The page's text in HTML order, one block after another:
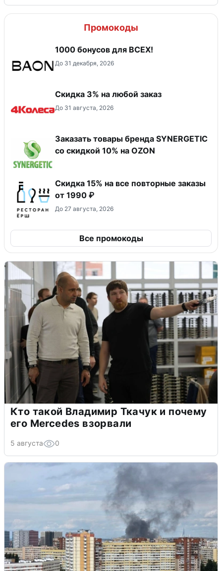
Промокоды
1000 бонусов для ВСЕХ!
До 31 декабря, 2026
Скидка 3% на любой заказ
До 31 августа, 2026
Заказать товары бренда SYNERGETIC
со скидкой 10% на OZON
Скидка 15% на все повторные заказы
от 1990 ₽
До 27 августа, 2026
Все промокоды
Кто такой Владимир Ткачук и почему
его Mercedes взорвали
5 августа 0